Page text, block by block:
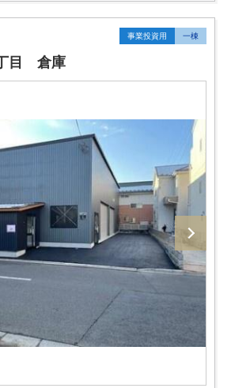
事業投資用 一棟
目 倉庫